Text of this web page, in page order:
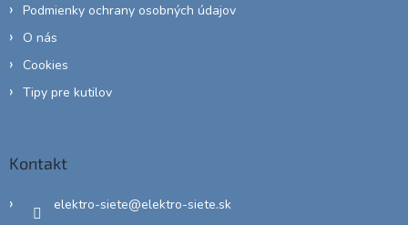
Podmienky ochrany osobných údajov
O nás
Cookies
Tipy pre kutilov
Kontakt
elektro-siete@elektro-siete.sk